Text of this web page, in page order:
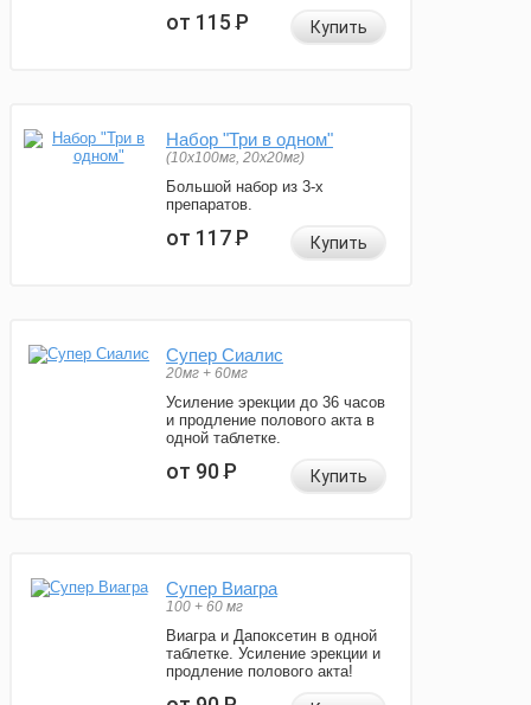
от 115Р Купить
Набор "Три в одном"
(10x100мг, 20x20мг)
Большой набор из 3-х
препаратов.
от 117Р Купить
Супер Сиалис
20мг + 60мг
Усиление эрекции до 36 часов
и продление полового акта в
одной таблетке.
от 90Р Купить
Супер Виагра
100 + 60 мг
Виагра и Дапоксетин в одной
таблетке. Усиление эрекции и
продление полового акта!